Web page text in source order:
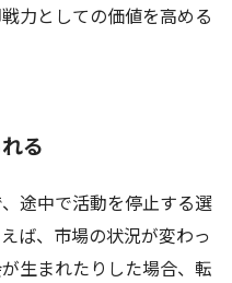
力としての価値を高める
る
途中で活動を停止する選
ば、市場の状況が変わっ
生まれたりした場合、転